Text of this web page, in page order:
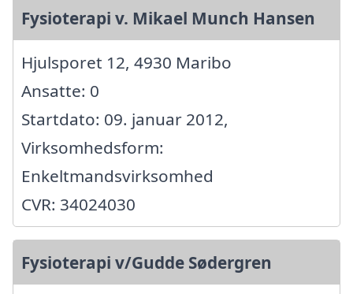
Fysioterapi v. Mikael Munch Hansen
Hjulsporet 12, 4930 Maribo
Ansatte: 0
Startdato: 09. januar 2012,
Virksomhedsform:
Enkeltmandsvirksomhed
CVR: 34024030
Fysioterapi v/Gudde Sødergren